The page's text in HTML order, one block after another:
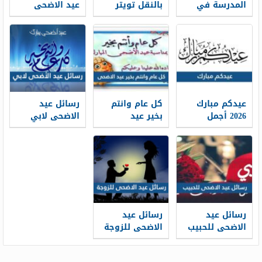
المدرسة في
بداية العام
الدراسي 1448
جاهزة للطباعة
بالنقل تويتر
1448 بالصور
عيد الاضحى
المبارك 2026-
1448
عيدكم مبارك
2026 أجمل
كلمات وعبارات
وصور تهنئة
عيد الاضحى
1448
كل عام وانتم
بخير عيد
الاضحى 2026 ،
أجمل معايدات
كل عام وانتم
بخير 1448
رسائل عيد
الاضحى لابي
2026 … اجمل
رسائل عيد
الاضحى للحبيب
قصيرة 2026 ..
رسائل عيد
الاضحى للزوجة
2026 … مسجات